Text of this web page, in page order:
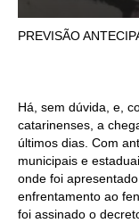
PREVISÃO
Há, sem dúvida, e,
catarinenses, a
últimos dias. Com
municipais e
onde foi
enfrentamento ao
foi assinado o